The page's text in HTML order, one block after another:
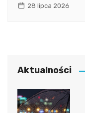
28 lipca 2026
Aktualności